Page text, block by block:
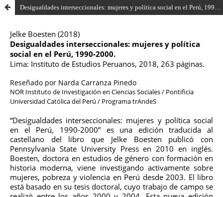
Desigualdades interseccionales: mujeres y política social en el Perú, 1990-2000 de Jelke Boesten (2018)